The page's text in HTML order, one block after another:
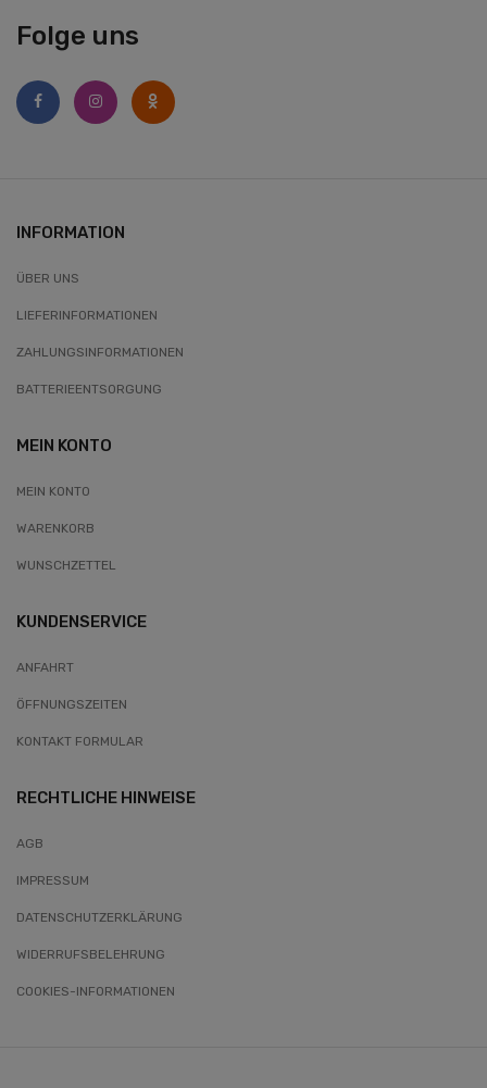
Folge uns
INFORMATION
ÜBER UNS
LIEFERINFORMATIONEN
ZAHLUNGSINFORMATIONEN
BATTERIEENTSORGUNG
MEIN KONTO
MEIN KONTO
WARENKORB
WUNSCHZETTEL
KUNDENSERVICE
ANFAHRT
ÖFFNUNGSZEITEN
KONTAKT FORMULAR
RECHTLICHE HINWEISE
AGB
IMPRESSUM
DATENSCHUTZERKLÄRUNG
WIDERRUFSBELEHRUNG
COOKIES-INFORMATIONEN